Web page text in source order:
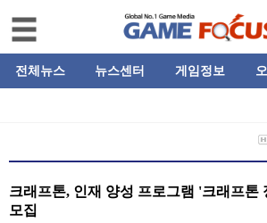
전체뉴스 뉴스센터 게임정보
크래프톤, 인재 양성 프로그램 '크래프톤
모집